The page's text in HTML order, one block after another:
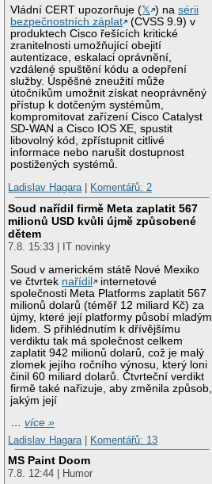
Vládní CERT upozorňuje (𝕏 ) nasérii
bezpečnostních záplat
(CVSS 9.9) v
produktech Cisco řešících kritické
zranitelnosti umožňující obejití
autentizace, eskalaci oprávnění,
vzdálené spuštění kódu a odepření
služby. Úspěšné zneužití může
útočníkům umožnit získat neoprávněný
přístup k dotčeným systémům,
kompromitovat zařízení Cisco Catalyst
SD-WAN a Cisco IOS XE, spustit
libovolný kód, zpřístupnit citlivé
informace nebo narušit dostupnost
postižených systémů.
Ladislav Hagara| Komentářů: 2
Soud nařídil firmě Meta zaplatit 567
milionů USD kvůli újmě způsobené
dětem
7.8. 15:33 | IT novinky
Soud v americkém státě Nové Mexiko
ve čtvrtek nařídil
internetové
společnosti Meta Platforms zaplatit 567
milionů dolarů (téměř 12 miliard Kč) za
újmy, které její platformy působí mladým
lidem. S přihlédnutím k dřívějšímu
verdiktu tak má společnost celkem
zaplatit 942 milionů dolarů, což je malý
zlomek jejího ročního výnosu, který loni
činil 60 miliard dolarů. Čtvrteční verdikt
firmě také nařizuje, aby změnila způsob,
jakým její
…více »
Ladislav Hagara
Komentářů: 13
MS Paint Doom
7.8. 12:44 | Humor